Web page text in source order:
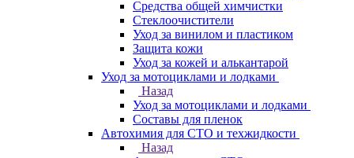
Средства общей химчистки
Стеклоочистители
Уход за винилом и пластиком
Защита кожи
Уход за кожей и алькантарой
Уход за мотоциклами и лодками
Назад
Уход за мотоциклами и лодками
Составы для пленок
Автохимия для СТО и техжидкости
Назад